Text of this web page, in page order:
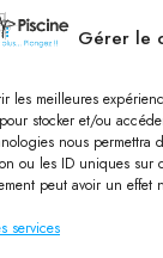
Gérer le
les meilleures
stocker et/ou
nous permettra
ou les ID uniques sur
peut avoir un effet
services
Je veux
NOS
Piscine
Acheter
Pisciniste